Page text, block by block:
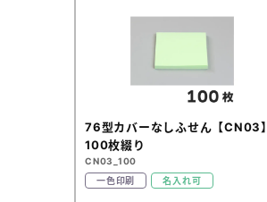
76型カバーなしふせん【CN03】
100枚綴り
CN03_100
一色印刷
名入れ可